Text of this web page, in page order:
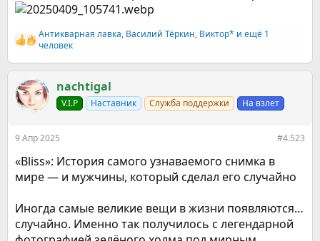
Р
а
ц
и
Антикварная лавка, Василий Тёркин, Виктор* и ещё 1
человек
nachtigal
V.I.P Наставник Служба поддержки На взлет
9 Апр 2025 #4.523
«Bliss»: История самого узнаваемого снимка в
мире — и мужчины, который сделал его случайно
Иногда самые великие вещи в жизни появляются…
случайно. Именно так получилось с легендарной